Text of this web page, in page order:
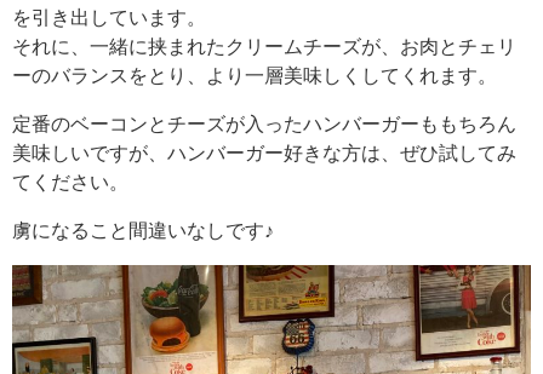
を引き出しています。
それに、一緒に挟まれたクリームチーズが、お肉とチェリ
ーのバランスをとり、より一層美味しくしてくれます。
定番のベーコンとチーズが入ったハンバーガーももちろん
美味しいですが、ハンバーガー好きな方は、ぜひ試してみ
てください。
虜になること間違いなしです♪